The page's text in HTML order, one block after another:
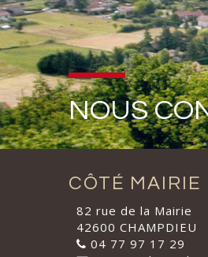
NOUS
CÔTÉ MAIRIE
82 rue de la Mairie
42600 CHAMPDIEU
04 77 97 17 29